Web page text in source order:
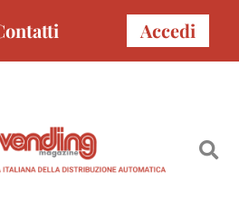
Accedi